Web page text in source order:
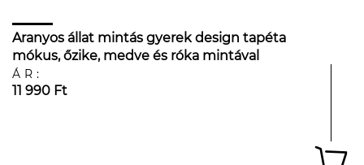
Aranyos állat mintás gyerek design tapéta
mókus, őzike, medve és róka mintával
ÁR:
11 990 Ft